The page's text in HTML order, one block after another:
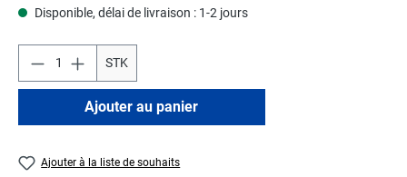
Disponible, délai de livraison : 1-2 jours
STK
Ajouter au panier
Ajouter à la liste de souhaits